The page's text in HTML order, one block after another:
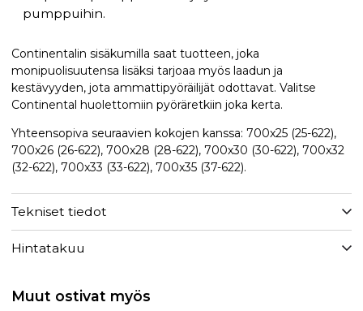
pumppuihin.
Continentalin sisäkumilla saat tuotteen, joka
monipuolisuutensa lisäksi tarjoaa myös laadun ja
kestävyyden, jota ammattipyöräilijät odottavat. Valitse
Continental huolettomiin pyöräretkiin joka kerta.
Yhteensopiva seuraavien kokojen kanssa: 700x25 (25-622),
700x26 (26-622), 700x28 (28-622), 700x30 (30-622), 700x32
(32-622), 700x33 (33-622), 700x35 (37-622).
Tekniset tiedot
Hintatakuu
Muut ostivat myös